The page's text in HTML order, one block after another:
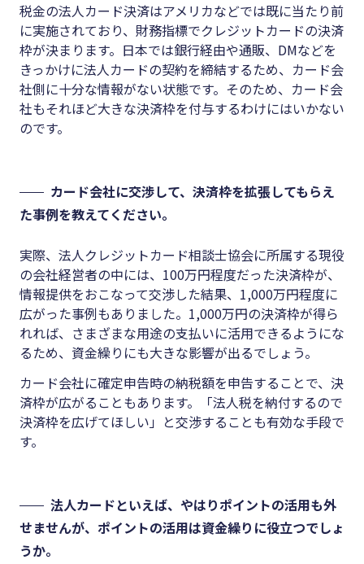
税金の法人カード決済はアメリカなどでは既に当たり前
に実施されており、財務指標でクレジットカードの決済
枠が決まります。日本では銀行経由や通販、DMなどを
きっかけに法人カードの契約を締結するため、カード会
社側に十分な情報がない状態です。そのため、カード会
社もそれほど大きな決済枠を付与するわけにはいかない
のです。
カード会社に交渉して、決済枠を拡張してもらえ
た事例を教えてください。
実際、法人クレジットカード相談士協会に所属する現役
の会社経営者の中には、100万円程度だった決済枠が、
情報提供をおこなって交渉した結果、1,000万円程度に
広がった事例もありました。1,000万円の決済枠が得ら
れれば、さまざまな用途の支払いに活用できるようにな
るため、資金繰りにも大きな影響が出るでしょう。
カード会社に確定申告時の納税額を申告することで、決
済枠が広がることもあります。「法人税を納付するので
決済枠を広げてほしい」と交渉することも有効な手段で
す。
法人カードといえば、やはりポイントの活用も外
せませんが、ポイントの活用は資金繰りに役立つでしょ
うか。